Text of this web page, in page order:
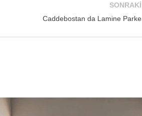
SONRAKI
Caddebostan da Lamine Parke